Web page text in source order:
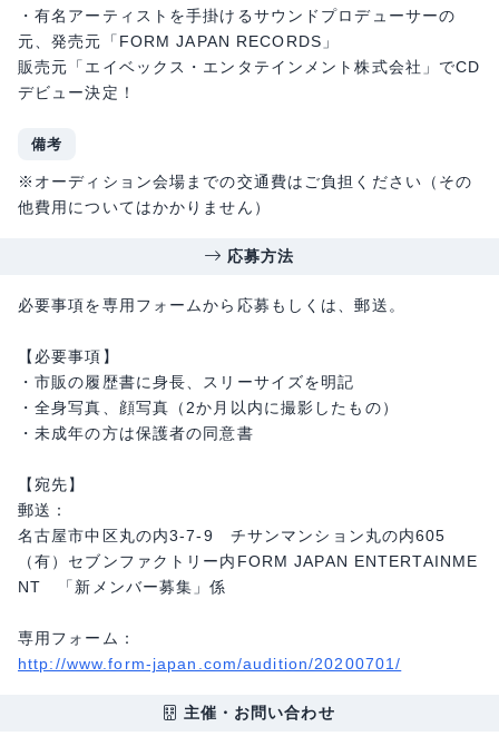
・有名アーティストを手掛けるサウンドプロデューサーの
元、発売元「FORM JAPAN RECORDS」
販売元「エイベックス・エンタテインメント株式会社」でCD
デビュー決定！
備考
※オーディション会場までの交通費はご負担ください（その
他費用についてはかかりません）
応募方法
必要事項を専用フォームから応募もしくは、郵送。
【必要事項】
・市販の履歴書に身長、スリーサイズを明記
・全身写真、顔写真（2か月以内に撮影したもの）
・未成年の方は保護者の同意書
【宛先】
郵送：
名古屋市中区丸の内3-7-9 チサンマンション丸の内605
（有）セブンファクトリー内FORM JAPAN ENTERTAINME
NT 「新メンバー募集」係
専用フォーム：
http://www.form-japan.com/audition/20200701/
主催・お問い合わせ